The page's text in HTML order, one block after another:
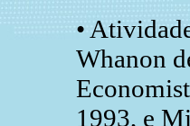
•
Whanon
1993, e